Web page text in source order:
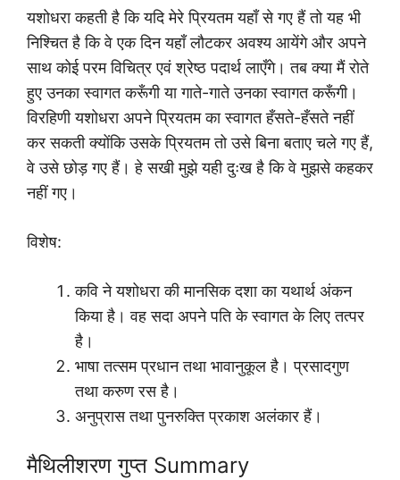
यशोधरा कहती है कि यदि मेरे प्रियतम यहाँ से गए हैं तो यह भी
निश्चित है कि वे एक दिन यहाँ लौटकर अवश्य आयेंगे और अपने
साथ कोई परम विचित्र एवं श्रेष्ठ पदार्थ लाएँगे। तब क्या मैं रोते
हुए उनका स्वागत करूँगी या गाते-गाते उनका स्वागत करूँगी।
विरहिणी यशोधरा अपने प्रियतम का स्वागत हँसते-हँसते नहीं
कर सकती क्योंकि उसके प्रियतम तो उसे बिना बताए चले गए हैं,
वे उसे छोड़ गए हैं। हे सखी मुझे यही दुःख है कि वे मुझसे कहकर
नहीं गए।
विशेष:
कवि ने यशोधरा की मानसिक दशा का यथार्थ अंकन
किया है। वह सदा अपने पति के स्वागत के लिए तत्पर
है।
भाषा तत्सम प्रधान तथा भावानुकूल है। प्रसादगुण
तथा करुण रस है।
अनुप्रास तथा पुनरुक्ति प्रकाश अलंकार हैं।
मैथिलीशरण गुप्त Summary